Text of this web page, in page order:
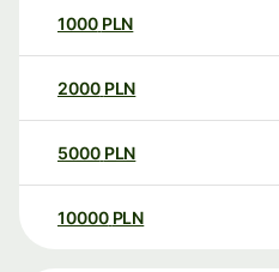
1000 PLN
2000 PLN
5000 PLN
10000 PLN